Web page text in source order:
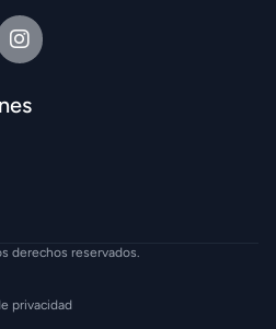
derechos reservados.
privacidad